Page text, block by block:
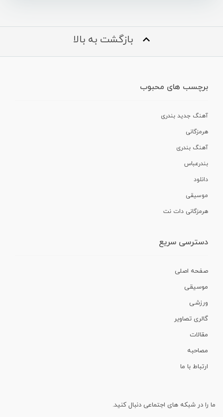
بازگشت به بالا
برچسب های محبوب
آهنگ جدید بندری
هرمزگانی
آهنگ بندری
بندرعباس
دانلود
موسیقی
هرمزگانی دات نت
دسترسی سریع
صفحه اصلی
موسیقی
ورزشی
گالری تصاویر
مقالات
مصاحبه
ارتباط با ما
ما را در شبکه های اجتماعی دنبال کنید.